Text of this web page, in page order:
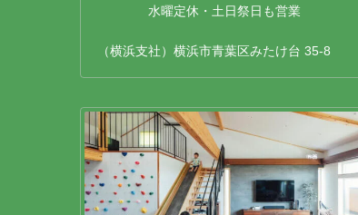
水曜定休・土日祭日も営業
（横浜支社）横浜市青葉区みたけ台 35-8